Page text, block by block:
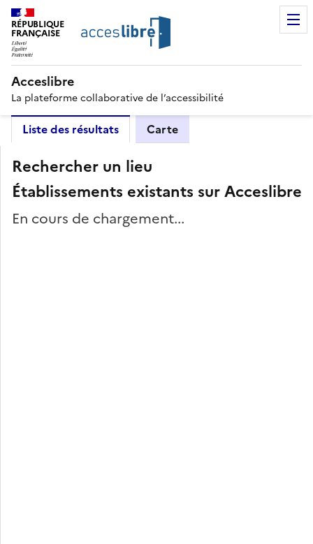
RÉPUBLIQUE
FRANÇAISE
Acceslibre
La plateforme collaborative de l’accessibilité
Liste des résultats Carte
Rechercher un lieu
Établissements existants sur Acceslibre
En cours de chargement...